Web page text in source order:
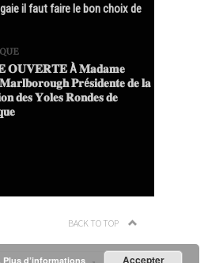
il faut faire le bon choix de
𝐎𝐔𝐕𝐄𝐑𝐓𝐄 À 𝐌𝐚𝐝𝐚𝐦𝐞
𝐌𝐚𝐫𝐥𝐛𝐨𝐫𝐨𝐮𝐠𝐡 𝐏𝐫é𝐬𝐢𝐝𝐞𝐧𝐭𝐞 𝐝𝐞 𝐥𝐚
𝐝𝐞𝐬 𝐘𝐨𝐥𝐞𝐬 𝐑𝐨𝐧𝐝𝐞𝐬 𝐝𝐞
BACK TO TOP
Plus d’informations Accepter